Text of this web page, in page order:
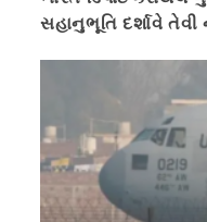
સહાનુભૂતિ દર્શાવે